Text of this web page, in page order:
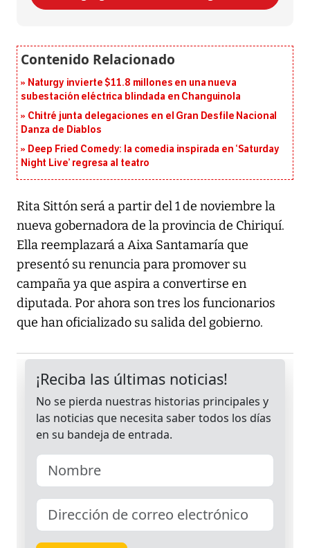
Naturgy invierte $11.8 millones en una nueva
subestación eléctrica blindada en Changuinola
Chitré junta delegaciones en el Gran Desfile Nacional
Danza de Diablos
Deep Fried Comedy: la comedia inspirada en ‘Saturday
Night Live’ regresa al teatro
Rita Sittón será a partir del 1 de noviembre la
nueva gobernadora de la provincia de Chiriquí.
Ella reemplazará a Aixa Santamaría que
presentó su renuncia para promover su
campaña ya que aspira a convertirse en
diputada. Por ahora son tres los funcionarios
que han oficializado su salida del gobierno.